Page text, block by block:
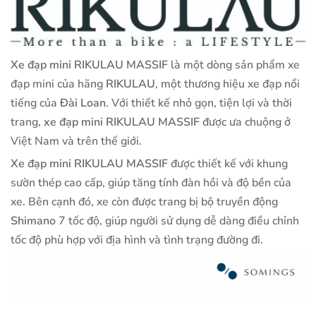
Xe đạp mini RIKULAU MASSIF là một dòng sản phẩm xe
đạp mini của hãng RIKULAU, một thương hiệu xe đạp nổi
tiếng của Đài Loan. Với thiết kế nhỏ gọn, tiện lợi và thời
trang, xe đạp mini RIKULAU MASSIFđược ưa chuộng ở
Việt Nam và trên thế giới.
Xe đạp mini RIKULAU MASSIFđược thiết kế với khung
sườn thép cao cấp, giúp tăng tính đàn hồi và độ bền của
xe. Bên cạnh đó, xe còn được trang bị bộ truyền động
Shimano 7 tốc độ, giúp người sử dụng dễ dàng điều chỉnh
tốc độ phù hợp với địa hình và tình trạng đường đi.